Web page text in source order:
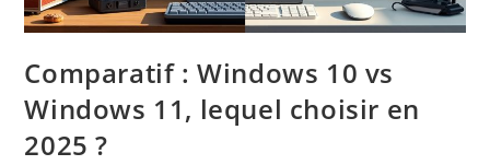
Comparatif : Windows 10 vs
Windows 11, lequel choisir en
2025 ?